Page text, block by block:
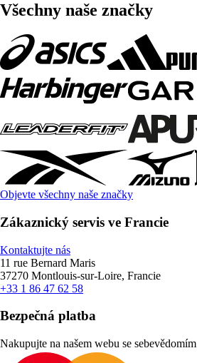
Všechny naše značky
Objevte všechny naše značky
Zákaznický servis ve Francie
Kontaktujte nás
11 rue Bernard Maris
37270 Montlouis-sur-Loire, Francie
+33 1 86 47 62 58
Bezpečná platba
Nakupujte na našem webu se sebevědomím